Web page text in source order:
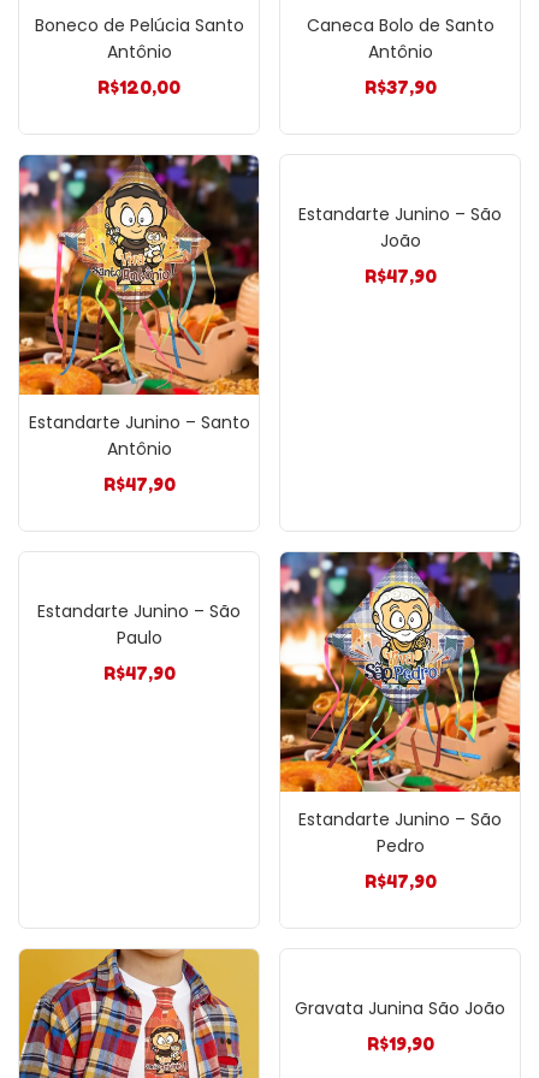
Boneco de Pelúcia Santo
Antônio
R$120,00
Caneca Bolo de Santo
Antônio
R$37,90
Estandarte Junino – Santo
Antônio
R$47,90
Estandarte Junino – São
João
R$47,90
Estandarte Junino – São
Paulo
R$47,90
Estandarte Junino – São
Pedro
R$47,90
Gravata Junina São João
R$19,90